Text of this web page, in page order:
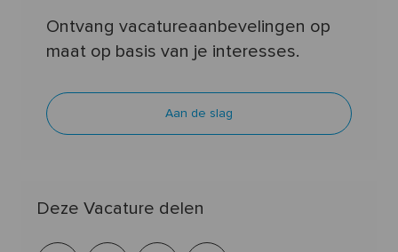
Ontvang vacatureaanbevelingen op
maat op basis van je interesses.
Aan de slag
Deze Vacature delen